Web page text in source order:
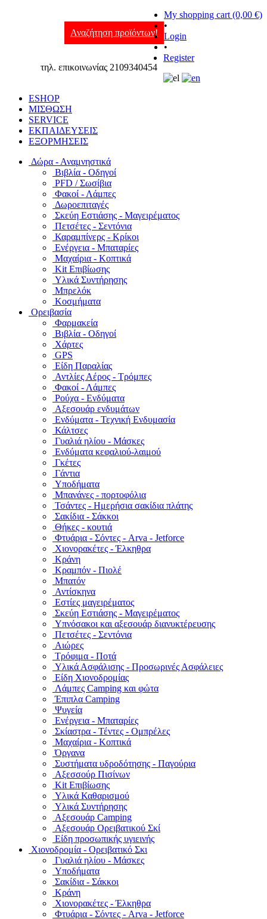
Αναζήτηση προϊόντων!
τηλ. επικοινωνίας 2109340454
My shopping cart (0,00 €)
•
Login
•
Register
ESHOP
ΜΙΣΘΩΣΗ
SERVICE
ΕΚΠΑΙΔΕΥΣΕΙΣ
ΕΞΟΡΜΗΣΕΙΣ
Δώρα - Αναμνηστικά
Βιβλία - Οδηγοί
PFD / Σωσίβια
Φακοί - Λάμπες
Δωροεπιταγές
Σκεύη Εστιάσης - Μαγειρέματος
Πετσέτες - Σεντόνια
Καραμπίνερς - Κρίκοι
Ενέργεια - Μπαταρίες
Μαχαίρια - Κοπτικά
Kit Επιβίωσης
Υλικά Συντήρησης
Μπρελόκ
Κοσμήματα
Ορειβασία
Φαρμακεία
Βιβλία - Οδηγοί
Χάρτες
GPS
Είδη Παραλίας
Αντλίες Αέρος - Τρόμπες
Φακοί - Λάμπες
Ρούχα - Ενδύματα
Αξεσουάρ ενδυμάτων
Ενδύματα - Τεχνική Ενδυμασία
Κάλτσες
Γυαλιά ηλίου - Μάσκες
Ενδύματα κεφαλιού-λαιμού
Γκέτες
Γάντια
Υποδήματα
Μπανάνες - πορτοφόλια
Τσάντες - Ημερήσια σακίδια πλάτης
Σακίδια - Σάκκοι
Θήκες - κουτιά
Φτυάρια - Σόντες - Arva - Jetforce
Χιονορακέτες - Έλκηθρα
Κράνη
Κραμπόν - Πιολέ
Μπατόν
Αντίσκηνα
Εστίες μαγειρέματος
Σκεύη Εστιάσης - Μαγειρέματος
Υπνόσακοι και αξεσουάρ διανυκτέρευσης
Πετσέτες - Σεντόνια
Αιώρες
Τρόφιμα - Ποτά
Υλικά Ασφάλισης - Προσωρινές Ασφάλειες
Είδη Χιονοδρομίας
Λάμπες Camping και φώτα
Έπιπλα Camping
Ψυγεία
Ενέργεια - Μπαταρίες
Σκίαστρα - Τέντες - Ομπρέλες
Μαχαίρια - Κοπτικά
Όργανα
Συστήματα υδροδότησης - Παγούρια
Αξεσσούρ Πισίνων
Kit Επιβίωσης
Υλικά Καθαρισμού
Υλικά Συντήρησης
Αξεσουάρ Camping
Αξεσουάρ Ορειβατικού Σκί
Είδη προσωπικής υγιεινής
Χιονοδρομία - Ορειβατικό Σκι
Γυαλιά ηλίου - Μάσκες
Υποδήματα
Σακίδια - Σάκκοι
Κράνη
Χιονορακέτες - Έλκηθρα
Φτυάρια - Σόντες - Arva - Jetforce